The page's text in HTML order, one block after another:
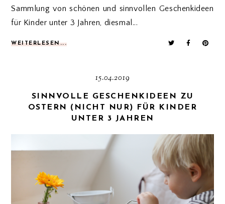
Sammlung von schönen und sinnvollen Geschenkideen
für Kinder unter 3 Jahren, diesmal...
WEITERLESEN...
15.04.2019
SINNVOLLE GESCHENKIDEEN ZU
OSTERN (NICHT NUR) FÜR KINDER
UNTER 3 JAHREN